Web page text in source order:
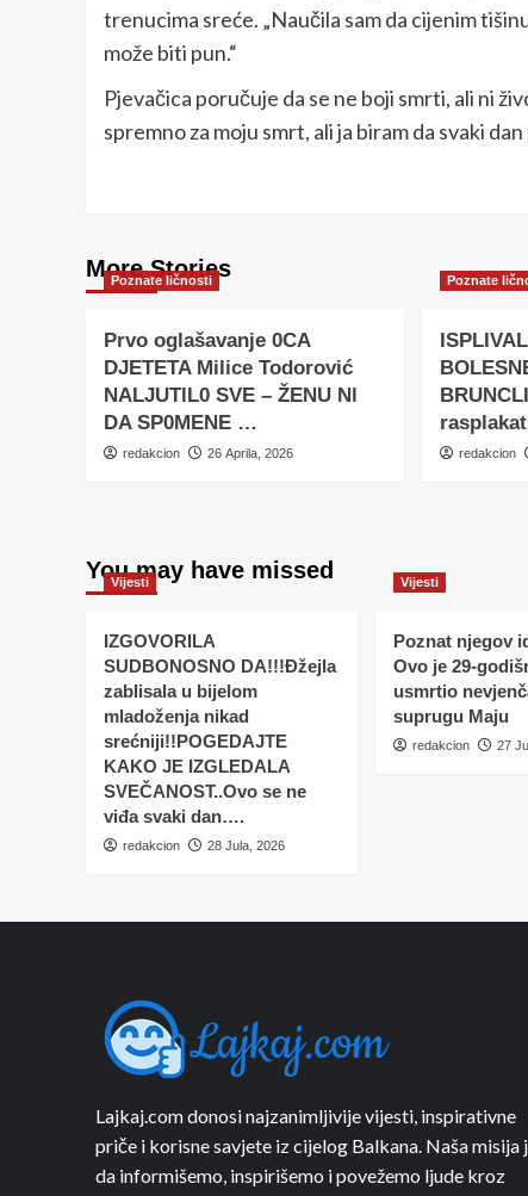
trenucima sreće. „Naučila sam da cijenim
može biti pun.“
Pjevačica poručuje da se ne boji smrti, ali ni
spremno za moju smrt, ali ja biram da svaki
More Stories
Poznate ličnosti
Prvo oglašavanje 0CA
DJETETA Milice Todorović
NALJUTlL0 SVE – ŽENU Nl
DA SP0MENE …
redakcion 26 Aprila, 2026
Poznate
redakcion
You may have missed
Vijesti
IZGOVORILA
SUDBONOSNO DA!!!Đžejla
zablisala u bijelom
mladoženja nikad
srećniji!!POGEDAJTE
KAKO JE IZGLEDALA
SVEČANOST..Ovo se ne
viđa svaki dan….
redakcion 28 Jula, 2026
Vijesti
Poznat njegov
Ovo je 29-
usmrtio
suprugu Maju
redakcion 27
Lajkaj.com donosi najzanimljivije vijesti, inspirativne
priče i korisne savjete iz cijelog Balkana. Naša misija
da informišemo, inspirišemo i povežemo ljude kroz